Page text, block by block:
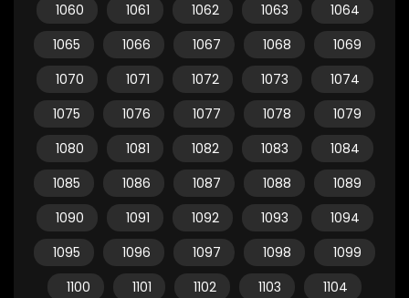
1060
1061 1062 1063
1064
1065
1066 1067 1068
1069
1070
1071 1072 1073
1074
1075
1076 1077 1078
1079
1080
1081 1082 1083
1084
1085
1086 1087 1088
1089
1090
1091 1092 1093
1094
1095
1096 1097 1098
1099
1100
1101 1102 1103
1104